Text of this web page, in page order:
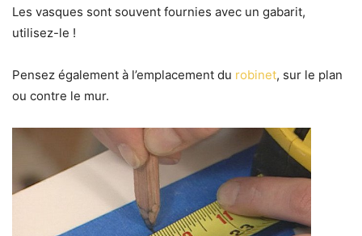
Les vasques sont souvent fournies avec un gabarit,
utilisez-le !
Pensez également à l’emplacement du robinet, sur le plan
ou contre le mur.